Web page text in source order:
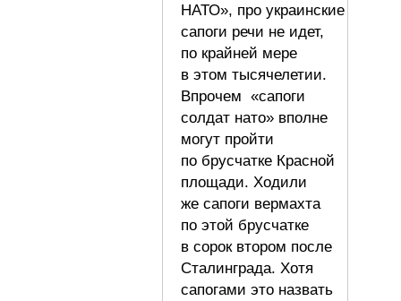
НАТО», про украинские
сапоги речи не идет,
по крайней мере
в этом тысячелетии.
Впрочем «сапоги
солдат нато» вполне
могут пройти
по брусчатке Красной
площади. Ходили
же сапоги вермахта
по этой брусчатке
в сорок втором после
Сталинграда. Хотя
сапогами это назвать